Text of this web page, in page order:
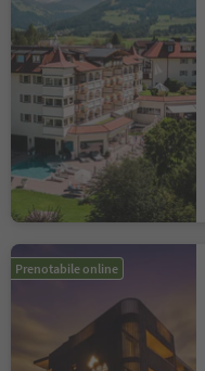
Prenotabile online